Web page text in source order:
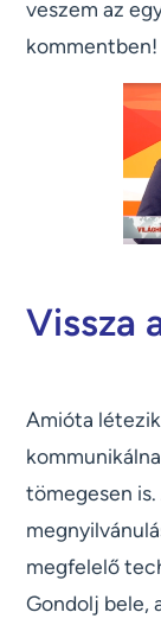
veszem az
kommentben!
Vissza
Amióta
tömegesen
megfelelő
Gondolj bele,